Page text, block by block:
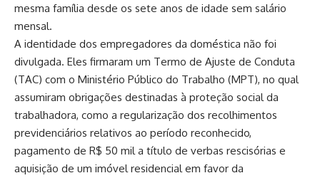
mesma família desde os sete anos de idade sem salário
mensal.
A identidade dos empregadores da doméstica não foi
divulgada. Eles firmaram um Termo de Ajuste de Conduta
(TAC) com o Ministério Público do Trabalho (MPT), no qual
assumiram obrigações destinadas à proteção social da
trabalhadora, como a regularização dos recolhimentos
previdenciários relativos ao período reconhecido,
pagamento de R$ 50 mil a título de verbas rescisórias e
aquisição de um imóvel residencial em favor da